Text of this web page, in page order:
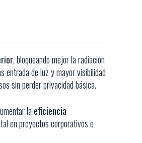
, bloqueando mejor la radiación
entrada de luz y mayor visibilidad
sin perder privacidad básica.
la eficiencia
en proyectos corporativos e